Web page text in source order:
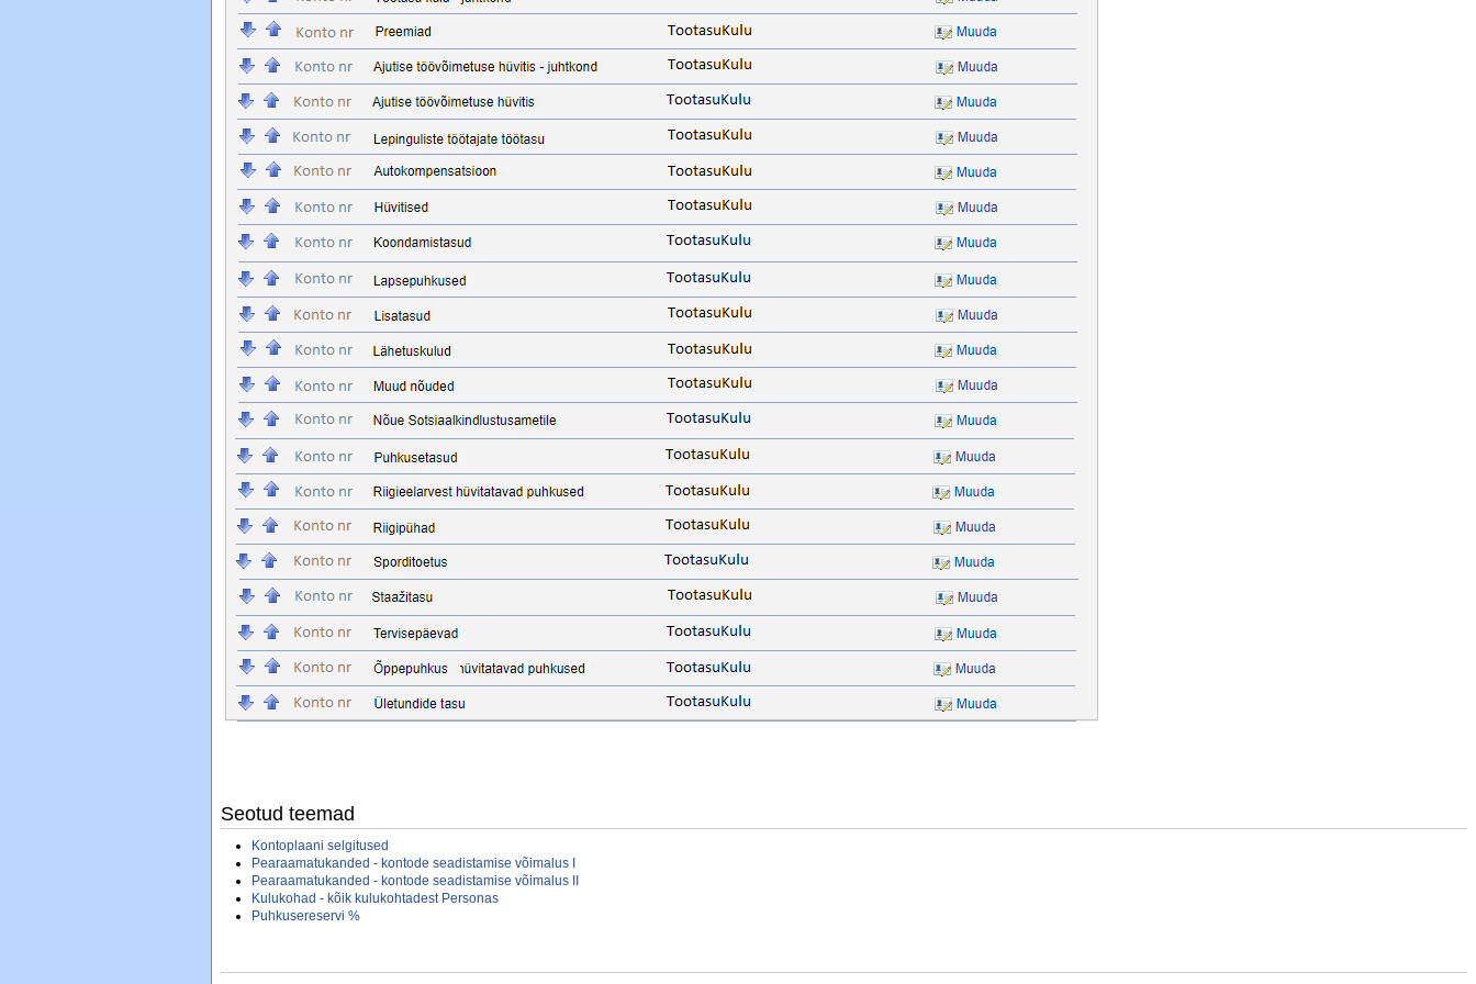
Seotud teemad
Kontoplaani selgitused
Pearaamatukanded - kontode seadistamise võimalus I
Pearaamatukanded - kontode seadistamise võimalus II
Kulukohad - kõik kulukohtadest Personas
Puhkusereservi %